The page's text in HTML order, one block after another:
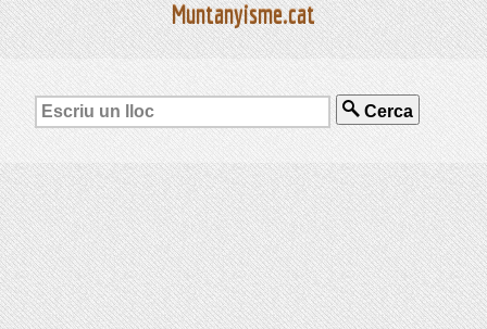
Muntanyisme.cat
Cerca